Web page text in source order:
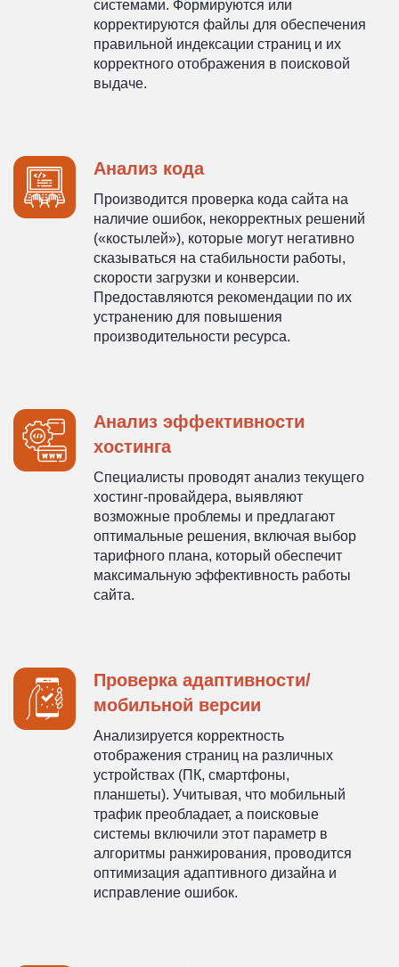
системами. Формируются или
корректируются файлы для обеспечения
правильной индексации страниц и их
корректного отображения в поисковой
выдаче.
Анализ кода
Производится проверка кода сайта на
наличие ошибок, некорректных решений
(«костылей»), которые могут негативно
сказываться на стабильности работы,
скорости загрузки и конверсии.
Предоставляются рекомендации по их
устранению для повышения
производительности ресурса.
Анализ эффективности
хостинга
Специалисты проводят анализ текущего
хостинг-провайдера, выявляют
возможные проблемы и предлагают
оптимальные решения, включая выбор
тарифного плана, который обеспечит
максимальную эффективность работы
сайта.
Проверка адаптивности/
мобильной версии
Анализируется корректность
отображения страниц на различных
устройствах (ПК, смартфоны,
планшеты). Учитывая, что мобильный
трафик преобладает, а поисковые
системы включили этот параметр в
алгоритмы ранжирования, проводится
оптимизация адаптивного дизайна и
исправление ошибок.